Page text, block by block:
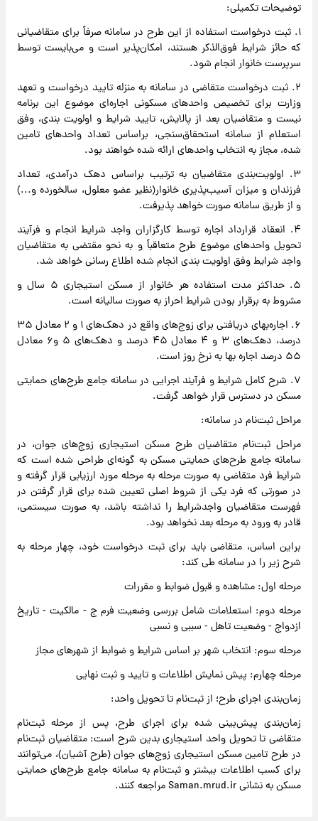
توضیحات تکمیلی:
۱. ثبت درخواست استفاده از این طرح در سامانه صرفاً برای متقاضیانی
که حائز شرایط فوق‌الذکر هستند، امکان‌پذیر است و می‌بایست توسط
سرپرست خانوار انجام شود.
۲. ثبت درخواست متقاضی در سامانه به منزله تایید درخواست و تعهد
وزارت برای تخصیص واحدهای مسکونی اجاره‌ای موضوع این برنامه
نیست و متقاضیان بعد از پالایش، تایید شرایط و اولویت‌ بندی، وفق
استعلام از سامانه استحقاق‌سنجی، براساس تعداد واحدهای تامین
شده، مجاز به انتخاب واحدهای ارائه شده خواهند بود.
۳. اولویت‌بندی متقاضیان به ترتیب براساس دهک درآمدی، تعداد
فرزندان و میزان آسیب‌پذیری خانوار(نظیر عضو معلول، سالخورده و...)
و از طریق سامانه صورت خواهد پذیرفت.
۴. انعقاد قرارداد اجاره توسط کارگزاران واجد شرایط انجام و فرآیند
تحویل واحدهای موضوع طرح متعاقباً و به نحو مقتضی به متقاضیان
واجد شرایط وفق اولویت بندی انجام شده اطلاع رسانی خواهد شد.
۵. حداکثر مدت استفاده هر خانوار از مسکن استیجاری ۵ سال و
مشروط به برقرار بودن شرایط احراز به صورت سالیانه است.
۶. اجاره‌بهای دریافتی برای زوج‌های واقع در دهک‌های ۱ و ۲ معادل ۳۵
درصد، دهک‌های ۳ و ۴ معادل ۴۵ درصد و دهک‌های ۵ و۶ معادل
۵۵ درصد اجاره بها به نرخ روز است.
۷. شرح کامل شرایط و فرآیند اجرایی در سامانه جامع طرح‌های حمایتی
مسکن در دسترس قرار خواهد گرفت.
مراحل ثبت‌نام در سامانه:
مراحل ثبت‌نام متقاضیان طرح مسکن استیجاری زوج‌های جوان، در
سامانه جامع طرح‌های حمایتی مسکن به گونه‌ای طراحی شده است که
شرایط فرد متقاضی به صورت مرحله به مرحله مورد ارزیابی قرار گرفته و
در صورتی که فرد یکی از شروط اصلی تعیین شده برای قرار گرفتن در
فهرست متقاضیان واجدشرایط را نداشته باشد، به صورت سیستمی،
قادر به ورود به مرحله بعد نخواهد بود.
براین اساس، متقاضی باید برای ثبت درخواست خود، چهار مرحله به
شرح زیر را در سامانه طی کند:
مرحله اول: مشاهده و قبول ضوابط و مقررات
مرحله دوم: استعلامات شامل بررسی وضعیت فرم ج - مالکیت - تاریخ
ازدواج - وضعیت تاهل - سببی و نسبی
مرحله سوم: انتخاب شهر بر اساس شرایط و ضوابط از شهرهای مجاز
مرحله چهارم: پیش نمایش اطلاعات و تایید و ثبت نهایی
زمان‌بندی اجرای طرح؛ از ثبت‌نام تا تحویل واحد:
زمان‌بندی پیش‌بینی شده برای اجرای طرح، پس از مرحله ثبت‌نام
متقاضی تا تحویل واحد استیجاری بدین شرح است: متقاضیان ثبت‌نام
در طرح تامین مسکن استیجاری زوج‌های جوان (طرح آشیان)، می‌توانند
برای کسب اطلاعات بیشتر و ثبت‌نام به سامانه جامع طرح‌های حمایتی
مسکن به نشانی Saman.mrud.ir مراجعه کنند.